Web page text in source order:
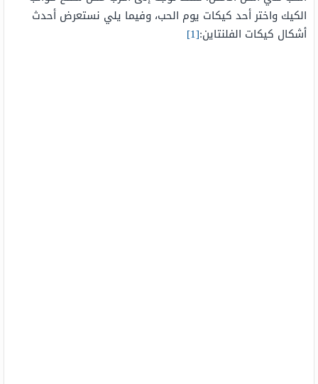
الكيك واختر أحد كيكات يوم الحب، وفيما يلي نستعرض أحدث
أشكال كيكات الفلنتاين:[1]